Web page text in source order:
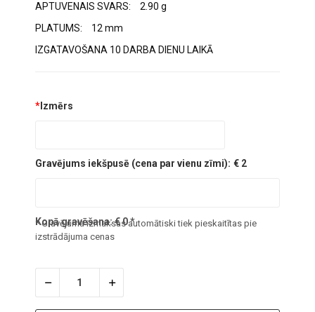
APTUVENAIS SVARS:
2.90 g
PLATUMS:
12 mm
IZGATAVOŠANA 10 DARBA DIENU LAIKĀ
* Izmērs
Gravējums iekšpusē (cena par vienu zīmi): € 2
Kopā gravēšana:€0*
* Gravējuma izmaksas automātiski tiek pieskaitītas pie
izstrādājuma cenas